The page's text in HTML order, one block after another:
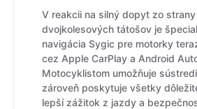
V reakcii na silný dopyt zo
dvojkolesových tátošov je
navigácia Sygic pre motorky
cez Apple CarPlay a Android
Motocyklistom umožňuje
zároveň poskytuje všetky
lepší zážitok z jazdy a